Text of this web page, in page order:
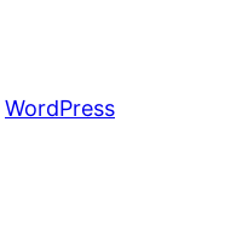
WordPress